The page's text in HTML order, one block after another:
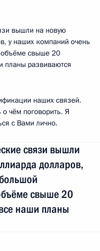
вышли на новую
у наших компаний очень
объёме свыше 20
планы развиваются
наших связей.
чём поговорить. Я
с Вами лично.
связи вышли
долларов,
свыше 20
наши планы